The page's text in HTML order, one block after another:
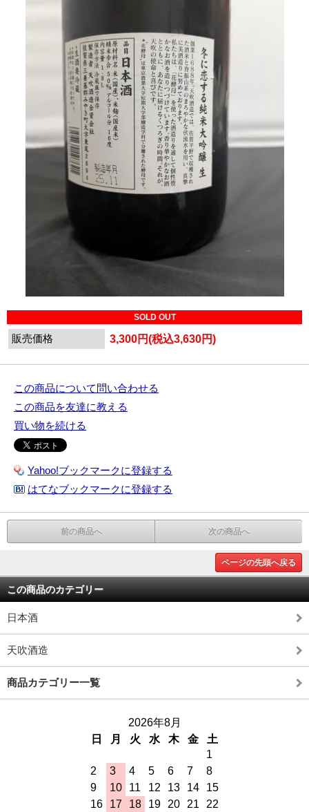
SOLD OUT
販売価格 3,300円(税込3,630円)
この商品について問い合わせる
この商品を友達に教える
買い物を続ける
Yahoo!ブックマークに登録する
はてなブックマークに登録する
前の商品へ 次の商品へ
ページの先頭へ戻る
この商品のカテゴリー
日本酒
天吹酒造
商品カテゴリー一覧
2026年8月
日
月 火 水 木 金
土
1
2
3 4 5 6 7
8
9
10 11 12 13 14
15
16
17 18 19 20 21
22